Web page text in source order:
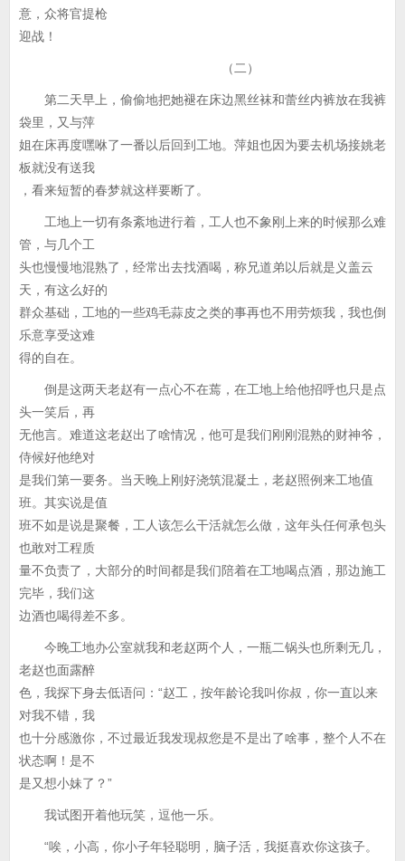
意，众将官提枪
迎战！
（二）
第二天早上，偷偷地把她褪在床边黑丝袜和蕾丝内裤放在我裤
袋里，又与萍
姐在床再度嘿咻了一番以后回到工地。萍姐也因为要去机场接姚老
板就没有送我
，看来短暂的春梦就这样要断了。
工地上一切有条紊地进行着，工人也不象刚上来的时候那么难
管，与几个工
头也慢慢地混熟了，经常出去找酒喝，称兄道弟以后就是义盖云
天，有这么好的
群众基础，工地的一些鸡毛蒜皮之类的事再也不用劳烦我，我也倒
乐意享受这难
得的自在。
倒是这两天老赵有一点心不在蔫，在工地上给他招呼也只是点
头一笑后，再
无他言。难道这老赵出了啥情况，他可是我们刚刚混熟的财神爷，
侍候好他绝对
是我们第一要务。当天晚上刚好浇筑混凝土，老赵照例来工地值
班。其实说是值
班不如是说是聚餐，工人该怎么干活就怎么做，这年头任何承包头
也敢对工程质
量不负责了，大部分的时间都是我们陪着在工地喝点酒，那边施工
完毕，我们这
边酒也喝得差不多。
今晚工地办公室就我和老赵两个人，一瓶二锅头也所剩无几，
老赵也面露醉
色，我探下身去低语问：“赵工，按年龄论我叫你叔，你一直以来
对我不错，我
也十分感激你，不过最近我发现叔您是不是出了啥事，整个人不在
状态啊！是不
是又想小妹了？”
我试图开着他玩笑，逗他一乐。
“唉，小高，你小子年轻聪明，脑子活，我挺喜欢你这孩子。